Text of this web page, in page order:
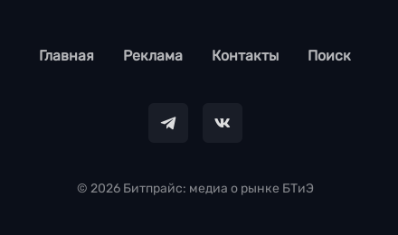
footer
Главная Реклама Контакты Поиск
© 2026 Битпрайс: медиа о рынке БТиЭ